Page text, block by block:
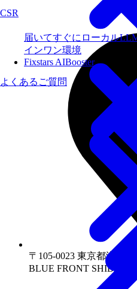
CSR
届いてすぐにローカル
インワン環境
Fixstars AIBooster
よくあるご質問
〒105-0023 東京都港区芝
BLUE FRONT